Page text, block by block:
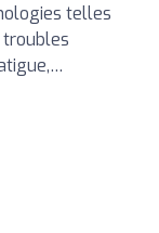
telles